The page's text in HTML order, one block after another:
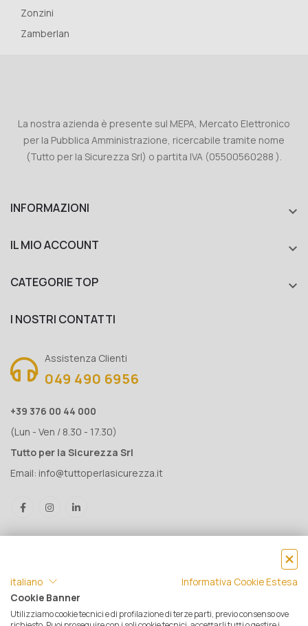
Zonzini
Zamberlan
La nostra azienda è presente sul MEPA, Mercato Elettronico
per la Pubblica Amministrazione, ricercabile tramite nome
(Tutto per la Sicurezza Srl) o partita IVA (05500560288 ).
INFORMAZIONI 
IL MIO ACCOUNT 
CATEGORIE TOP 
I NOSTRI CONTATTI
Assistenza Clienti
049 490 6956
+39 376 00 44 000
(Lun - Ven / 8.30 - 17.30)
Tutto per la Sicurezza Srl
Email: info@tuttoperlasicurezza.it
® Tutto per la Sicurezza Srl IT05500560288 | Rea 471793 - C.S. €
italiano
Informativa Cookie Estesa
Cookie Banner
Utilizziamo cookie tecnici e di profilazione di terze parti, previo consenso ove